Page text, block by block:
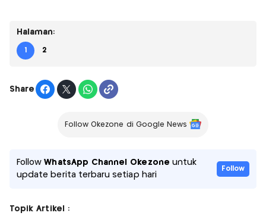
Halaman:
1 2
Share
Follow Okezone di Google News
FollowWhatsApp Channel Okezone untuk
update berita terbaru setiap hari
Follow
Topik Artikel :